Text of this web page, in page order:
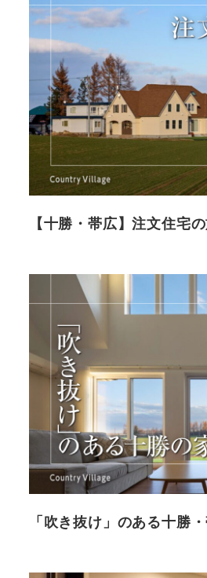
【十勝・帯広】注文住宅
「吹き抜け」のある十勝